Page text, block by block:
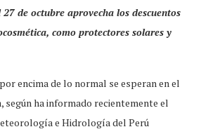
de octubre aprovecha los descuentos
como protectores solares y
encima de lo normal se esperan en el
según ha informado recientemente el
e Hidrología del Perú